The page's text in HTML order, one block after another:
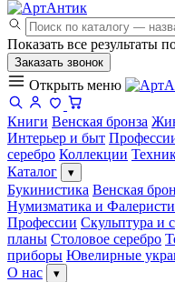
Показать все результаты
Заказать звонок
Открыть меню
Книги Венская бронза
Интерьер и быт
серебро Коллекции
Каталог
▾
Букинистика Венская
Нумизматика и
Профессии Скульптура и
планы Столовое серебро
приборы Ювелирные
О нас
▾